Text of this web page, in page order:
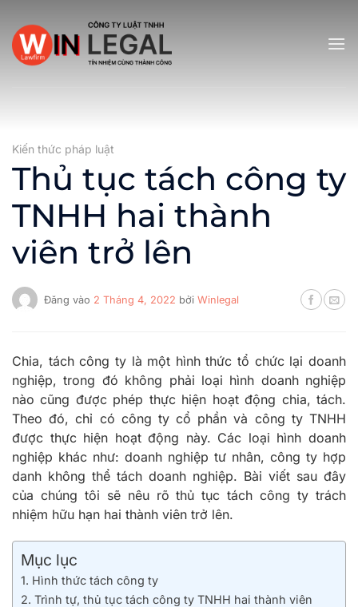
qua
nội
dung
Kiến thức pháp luật
Thủ tục tách công ty
TNHH hai thành
viên trở lên
Đăng vào 2 Tháng 4, 2022 bởi Winlegal
Chia, tách công ty là một hình thức tổ chức lại doanh
nghiệp, trong đó không phải loại hình doanh nghiệp
nào cũng được phép thực hiện hoạt động chia, tách.
Theo đó, chỉ có công ty cổ phần và công ty TNHH
được thực hiện hoạt động này. Các loại hình doanh
nghiệp khác như: doanh nghiệp tư nhân, công ty hợp
danh không thể tách doanh nghiệp. Bài viết sau đây
của chúng tôi sẽ nêu rõ thủ tục tách công ty trách
nhiệm hữu hạn hai thành viên trở lên.
Mục lục
1. Hình thức tách công ty
2. Trình tự, thủ tục tách công ty TNHH hai thành viên